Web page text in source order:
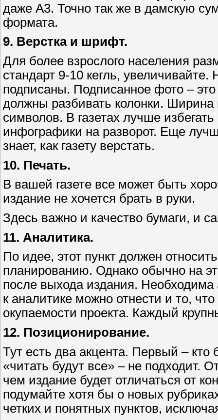
даже А3. Точно так же в дамскую
формата.
9. Верстка и шрифт.
Для более взрослого населения
стандарт 9-10 кегль,
подписаны. Подписанное фото –
должны разбивать колонки.
символов. В газетах лучше
инфографики на разворот. Еще
знает, как газету верстать.
10. Печать.
В вашей газете все может быть
издание не хочется брать в руки.
Здесь важно и качество бумаги, и
11. Аналитика.
По идее, этот пункт должен
планированию. Однако обычно на
после выхода издания.
к аналитике можно отнести и то,
окупаемости проекта. Каждый
12. Позиционирование.
Тут есть два акцента. Первый – кто
«читать будут все» – не подходит.
чем издание будет отличаться от
подумайте хотя бы о новых
четких и понятных пунктов,